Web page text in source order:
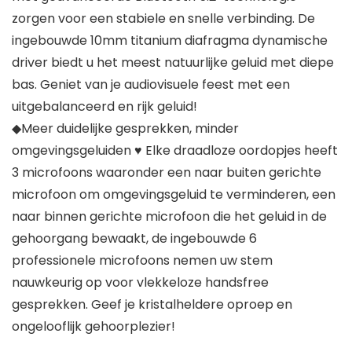
zorgen voor een stabiele en snelle verbinding. De
ingebouwde 10mm titanium diafragma dynamische
driver biedt u het meest natuurlijke geluid met diepe
bas. Geniet van je audiovisuele feest met een
uitgebalanceerd en rijk geluid!
◆Meer duidelijke gesprekken, minder
omgevingsgeluiden ♥ Elke draadloze oordopjes heeft
3 microfoons waaronder een naar buiten gerichte
microfoon om omgevingsgeluid te verminderen, een
naar binnen gerichte microfoon die het geluid in de
gehoorgang bewaakt, de ingebouwde 6
professionele microfoons nemen uw stem
nauwkeurig op voor vlekkeloze handsfree
gesprekken. Geef je kristalheldere oproep en
ongelooflijk gehoorplezier!